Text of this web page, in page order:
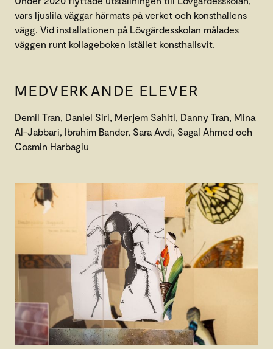
vars ljuslila väggar härmats på verket och konsthallens
vägg. Vid installationen på Lövgärdesskolan målades
väggen runt kollageboken istället konsthallsvit.
MEDVERKANDE ELEVER
Demil Tran, Daniel Siri, Merjem Sahiti, Danny Tran, Mina
Al-Jabbari, Ibrahim Bander, Sara Avdi, Sagal Ahmed och
Cosmin Harbagiu